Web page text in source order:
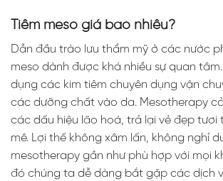
Tiêm meso giá bao nhiêu?
Dẫn đầu trào lưu thẩm mỹ ở các nước
meso dành được khá nhiều sự quan
dụng các kim tiêm chuyên dụng vận
các dưỡng chất vào da. Mesotherapy
các dấu hiệu lão hoá, trả lại vẻ đẹp tươi
mê. Lợi thế không xâm lấn, không nghỉ
mesotherapy gần như phù hợp với mọi
đó chúng ta dễ dàng bắt gặp các dịch